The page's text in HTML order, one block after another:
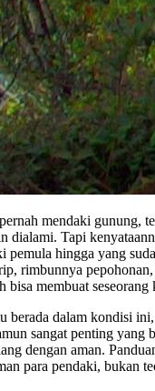
mendaki gunung,
dialami. Tapi
pemula hingga yang
rimbunnya
bisa membuat seseorang
berada dalam kondisi ini,
sangat penting yang
dengan aman.
para pendaki, bukan